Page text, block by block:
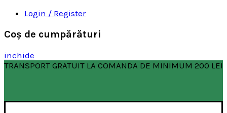
Login / Register
Coş de cumpărături
inchide
TRANSPORT GRATUIT LA COMANDA DE MINIMUM 200 LEI